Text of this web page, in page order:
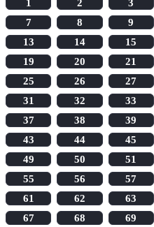
7
8 9
13
14 15
19
20 21
25
26 27
31
32 33
37
38 39
43
44 45
49
50 51
55
56 57
61
62 63
67
68 69